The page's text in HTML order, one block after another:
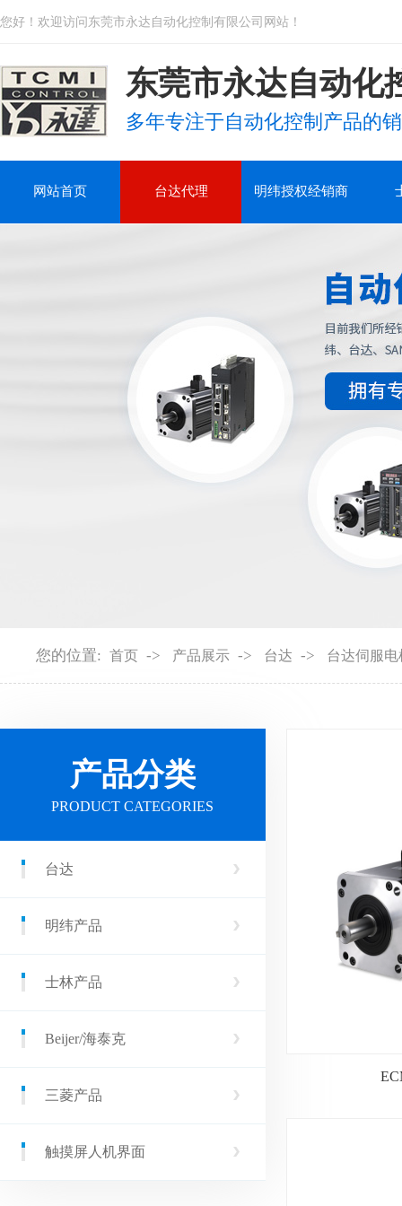
您好！欢迎访问东莞市永达自动化控制有限公司网站！
东莞市永达自动化
多年专注于自动化控制产品的
网站首页 台达代理 明纬授权经销商
您的位置: 首页 -> 产品展示 -> 台达 -> 台达伺服电
产品分类
PRODUCT CATEGORIES
台达
明纬产品
士林产品
Beijer/海泰克
三菱产品
触摸屏人机界面